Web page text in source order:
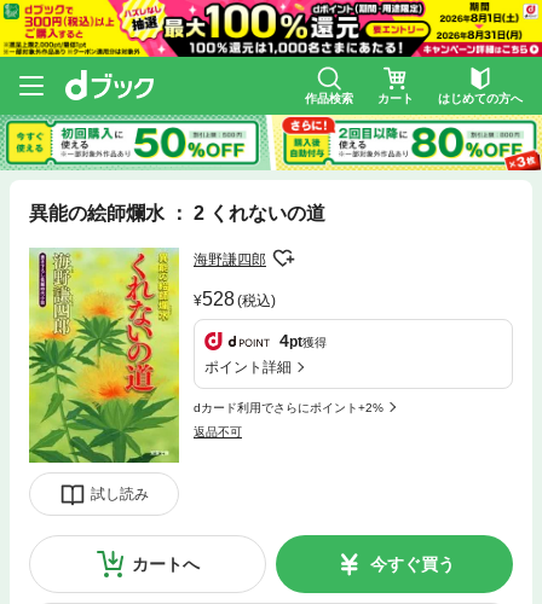
作品検索 カート はじめての方へ
異能の絵師爛水 ： 2 くれないの道
試し読み
海野謙四郎
528(税込)
4pt獲得
ポイント詳細
dカード利用でさらにポイント+2%
返品不可
カートへ 今すぐ買う